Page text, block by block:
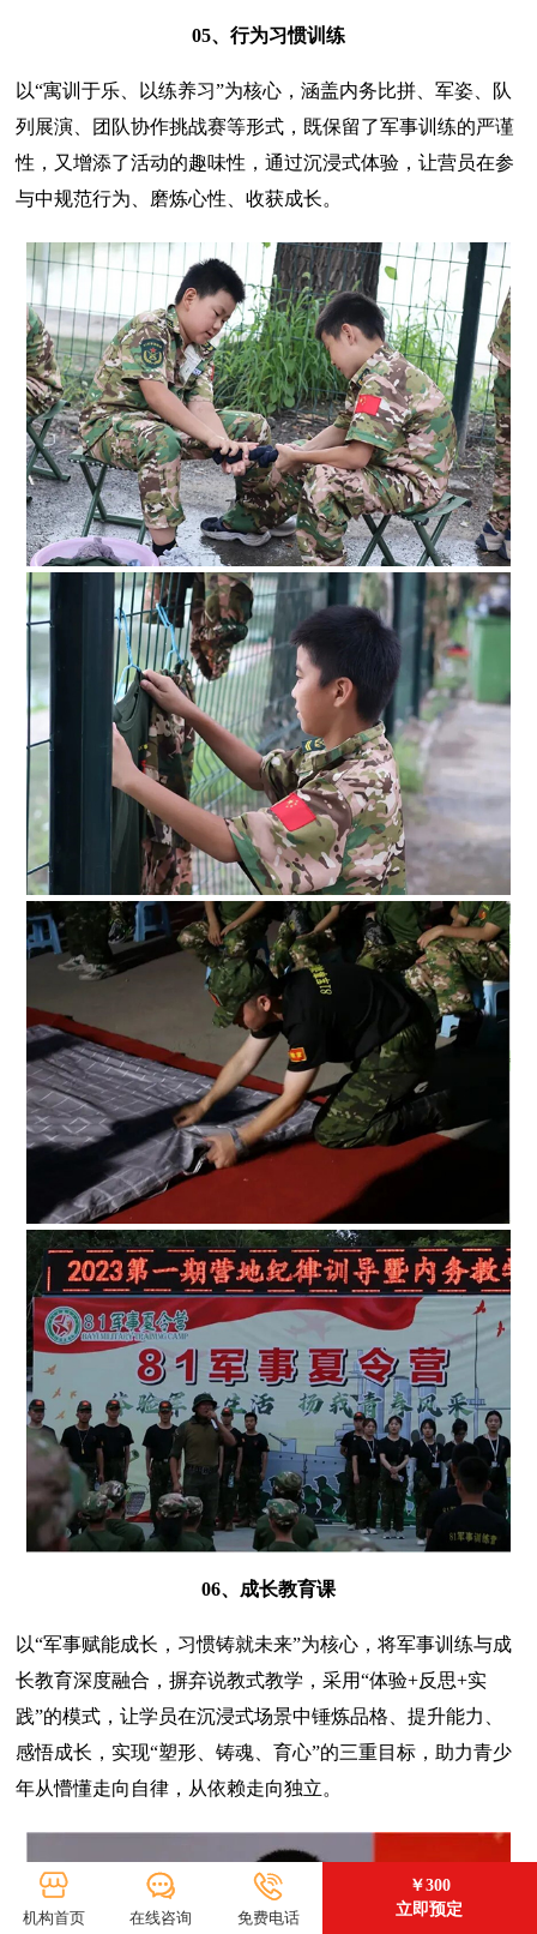
05、行为习惯训练
以“寓训于乐、以练养习”为核心，涵盖内务比拼、军姿、队
列展演、团队协作挑战赛等形式，既保留了军事训练的严谨
性，又增添了活动的趣味性，通过沉浸式体验，让营员在参
与中规范行为、磨炼心性、收获成长。
06、成长教育课
以“军事赋能成长，习惯铸就未来”为核心，将军事训练与成
长教育深度融合，摒弃说教式教学，采用“体验+反思+实
践”的模式，让学员在沉浸式场景中锤炼品格、提升能力、
感悟成长，实现“塑形、铸魂、育心”的三重目标，助力青少
年从懵懂走向自律，从依赖走向独立。
机构首页 在线咨询 免费电话
￥300
立即预定